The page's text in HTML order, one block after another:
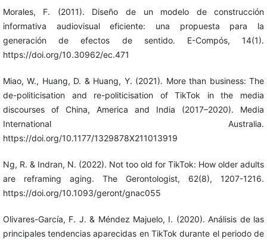
Morales, F. (2011). Diseño de un modelo de construcción
informativa audiovisual eficiente: una propuesta para la
generación de efectos de sentido. E-Compós, 14(1).
https://doi.org/10.30962/ec.471
Miao, W., Huang, D. & Huang, Y. (2021). More than business: The
de-politicisation and re-politicisation of TikTok in the media
discourses of China, America and India (2017–2020). Media
International Australia.
https://doi.org/10.1177/1329878X211013919
Ng, R. & Indran, N. (2022). Not too old for TikTok: How older adults
are reframing aging. The Gerontologist, 62(8), 1207-1216.
https://doi.org/10.1093/geront/gnac055
Olivares-García, F. J. & Méndez Majuelo, I. (2020). Análisis de las
principales tendencias aparecidas en TikTok durante el periodo de